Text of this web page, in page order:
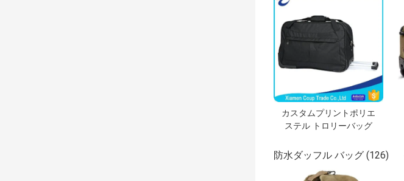
カスタムプリントポリエ
ステル トロリーバッグ
防水ダッフル バッグ (126)
ベストプライス